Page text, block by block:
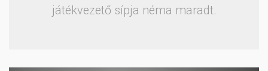
játékvezető sípja néma maradt.